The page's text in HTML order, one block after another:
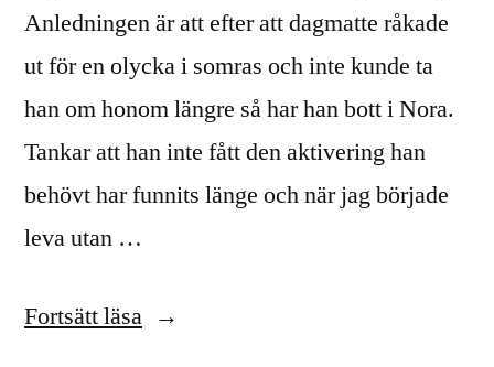
Anledningen är att efter att dagmatte råkade
ut för en olycka i somras och inte kunde ta
han om honom längre så har han bott i Nora.
Tankar att han inte fått den aktivering han
behövt har funnits länge och när jag började
leva utan …
Fortsätt läsa ”Tristan